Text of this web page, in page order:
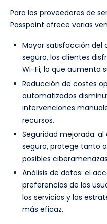
Para los proveedores de
Passpoint ofrece varias
Mayor satisfacción del
seguro, los clientes
Wi-Fi, lo que aumenta
Reducción de costes
automatizados
intervenciones
recursos.
Seguridad mejorada:
segura, protege tanto
posibles
Análisis de datos: el
preferencias de los
los servicios y las
más eficaz.